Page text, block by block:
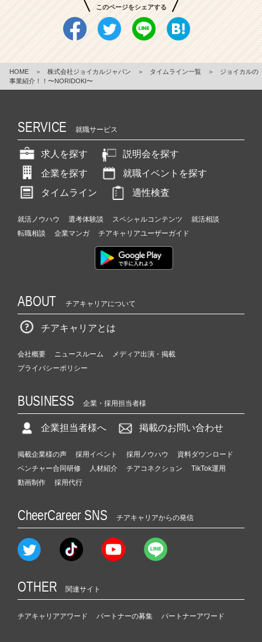
このページをシェアする
HOME ＞ 株式会社ジョイカルジャパン ＞ タイムライン一覧 ＞
ジョイカルの
事業紹介！！〜NORIDOKI〜
SERVICE 就職サービス
求人を探す
説明会を探す
企業を探す
就職イベントを探す
タイムライン
適性検査
就活ノウハウ 選考体験談 スペシャルコンテンツ
就活相談
転職相談
企業マンガ チアキャリアユーザーガイド
ABOUT チアキャリアについて
チアキャリアとは
会社概要 ニュースルーム
メディア出演・掲載
プライバシーポリシー
BUSINESS 企業・採用担当者様
企業担当者様へ 掲載のお問い合わせ
掲載企業様の声 採用イベント 採用ノウハウ
資料ダウンロード
ベンチャー合同研修
人材紹介 チアコネクション
TikTok運用
動画制作
採用代行
CheerCareer SNS チアキャリアからの発信
OTHER 関連サイト
チアキャリアアワード パートナーの募集 パートナーアワード